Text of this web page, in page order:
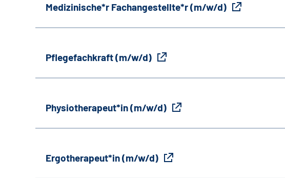
Medizinische*r Fachangestellte*r (m/w/d)
Pflegefachkraft (m/w/d)
Physiotherapeut*in (m/w/d)
Ergotherapeut*in (m/w/d)